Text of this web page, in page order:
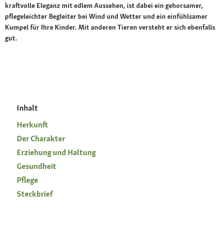
kraftvolle Eleganz mit edlem Aussehen, ist dabei ein gehorsamer,
pflegeleichter Begleiter bei Wind und Wetter und ein einfühlsamer
Kumpel für Ihre Kinder. Mit anderen Tieren versteht er sich ebenfalls
gut.
Inhalt
Herkunft
Der Charakter
Erziehung und Haltung
Gesundheit
Pflege
Steckbrief